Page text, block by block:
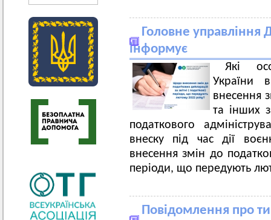
Головне управління
інформує
Які
України
внесення
та інших
податкового
внеску під час дії
внесення змін до
періоди, що передують
Повідомлення про